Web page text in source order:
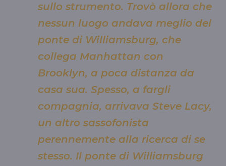
sullo strumento. Trovò allora che
nessun luogo andava meglio del
ponte di Williamsburg, che
collega Manhattan con
Brooklyn, a poca distanza da
casa sua. Spesso, a fargli
compagnia, arrivava Steve Lacy,
un altro sassofonista
perennemente alla ricerca di se
stesso. Il ponte di Williamsburg